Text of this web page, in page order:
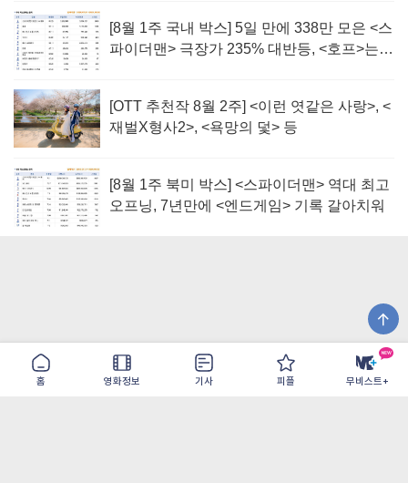
홈 영화정보 기사 피플 무비스트+
[8월 1주 국내 박스] 5일 만에 338만 모은 <스
파이더맨> 극장가 235% 대반등, <호프>는
[OTT 추천작 8월 2주] <이런 엿같은 사랑>, <
재벌X형사2>, <욕망의 덫> 등
[8월 1주 북미 박스] <스파이더맨> 역대 최고
오프닝, 7년만에 <엔드게임> 기록 갈아치워